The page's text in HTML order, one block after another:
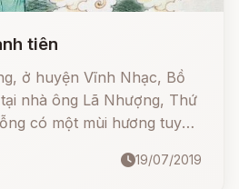
tiên
ở huyện Vĩnh Nhạc, Bồ
nhà ông Lã Nhượng, Thứ
có một mùi hương tuyệt
lại có một con hạc19/07/2019